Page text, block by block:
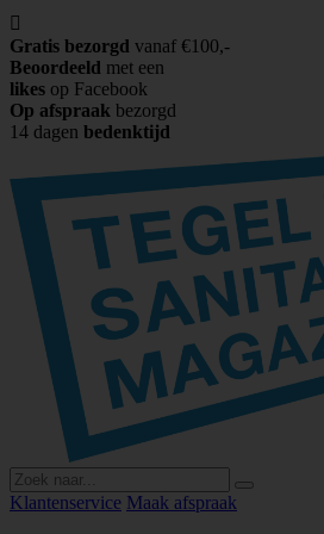

Gratis bezorgd vanaf €100,-
Beoordeeld met een
likes op Facebook
Op afspraak bezorgd
14 dagen bedenktijd
Klantenservice Maak afspraak